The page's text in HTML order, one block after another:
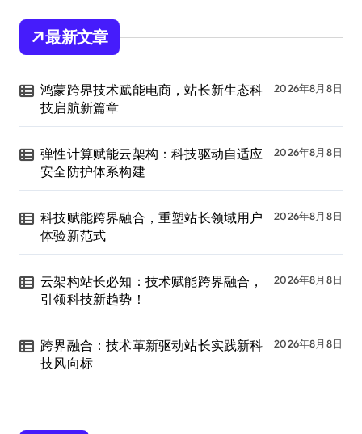
最新文章
鸿蒙跨界技术赋能电商，站长新生态科
技启航新篇章
2026年8月8日
弹性计算赋能云架构：科技驱动自适应
安全防护体系构建
2026年8月8日
科技赋能跨界融合，重塑站长领域用户
体验新范式
2026年8月8日
云架构站长必知：技术赋能跨界融合，
引领科技新趋势！
2026年8月8日
跨界融合：技术革新驱动站长实践新科
技风向标
2026年8月8日